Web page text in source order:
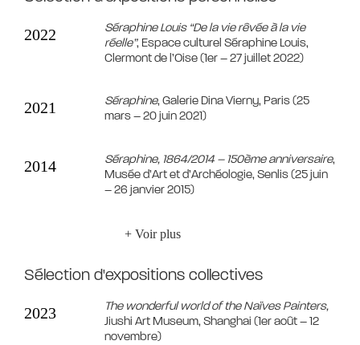
2022
Séraphine Louis “De la vie rêvée à la vie
réelle”, Espace culturel Séraphine Louis,
Clermont de l’Oise (1er – 27 juillet 2022)
2021 Séraphine, Galerie Dina Vierny, Paris (25
mars – 20 juin 2021)
2014 Séraphine, 1864/2014 – 150ème anniversaire,
Musée d’Art et d’Archéologie, Senlis (25 juin
– 26 janvier 2015)
+ Voir plus
Sélection d'expositions collectives
2023 The wonderful world of the Naïves Painters,
Jiushi Art Museum, Shanghai (1er août – 12
novembre)